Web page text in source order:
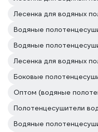
Водяные
Боковые
Оптом (водяные
Полотенцесушители
Водяные